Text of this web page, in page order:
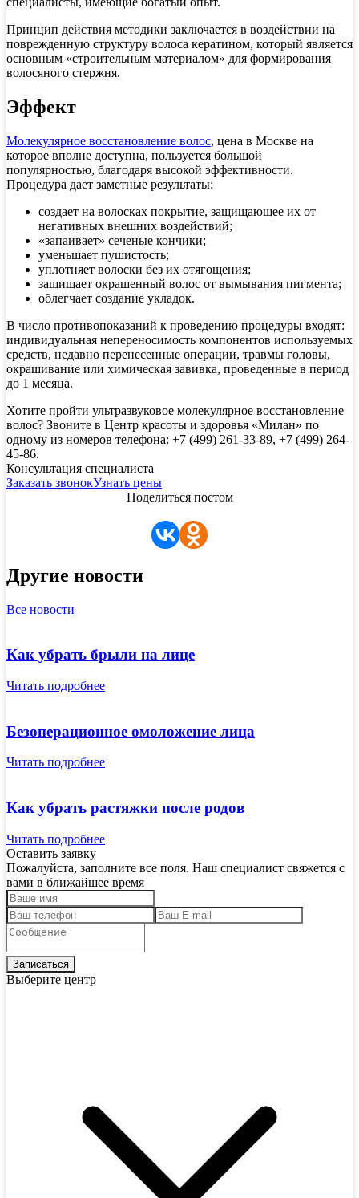
Принцип действия методики заключается в воздействии на
поврежденную структуру волоса кератином, который является
основным «строительным материалом» для формирования
волосяного стержня.
Эффект
Молекулярное восстановление волос, цена в Москве на
которое вполне доступна, пользуется большой
популярностью, благодаря высокой эффективности.
Процедура дает заметные результаты:
создает на волосках покрытие, защищающее их от
негативных внешних воздействий;
«запаивает» сеченые кончики;
уменьшает пушистость;
уплотняет волоски без их отягощения;
защищает окрашенный волос от вымывания пигмента;
облегчает создание укладок.
В число противопоказаний к проведению процедуры входят:
индивидуальная непереносимость компонентов используемых
средств, недавно перенесенные операции, травмы головы,
окрашивание или химическая завивка, проведенные в период
до 1 месяца.
Хотите пройти ультразвуковое молекулярное восстановление
волос? Звоните в Центр красоты и здоровья «Милан» по
одному из номеров телефона: +7 (499) 261-33-89, +7 (499) 264-
45-86.
Консультация специалиста
Заказать звонокУзнать цены
Поделиться постом
Другие новости
Все новости
Как убрать брыли на лице
Читать подробнее
Безоперационное омоложение лица
Читать подробнее
Как убрать растяжки после родов
Читать подробнее
Оставить заявку
Пожалуйста, заполните все поля. Наш специалист свяжется с
вами в ближайшее время
Выберите центр